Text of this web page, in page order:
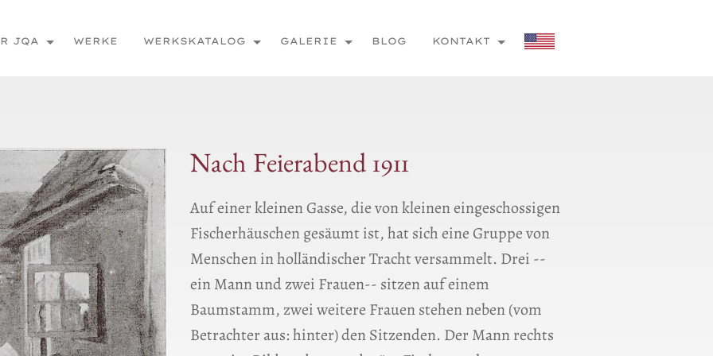
JQA WERKE WERKSKATALOG GALERIE BLOG KONTAKT
Nach Feierabend 1911
Auf einer kleinen Gasse, die von kleinen eingeschossigen
Fischerhäuschen gesäumt ist, hat sich eine Gruppe von
Menschen in holländischer Tracht versammelt. Drei --
ein Mann und zwei Frauen-- sitzen auf einem
Baumstamm, zwei weitere Frauen stehen neben (vom
Betrachter aus: hinter) den Sitzenden. Der Mann rechts